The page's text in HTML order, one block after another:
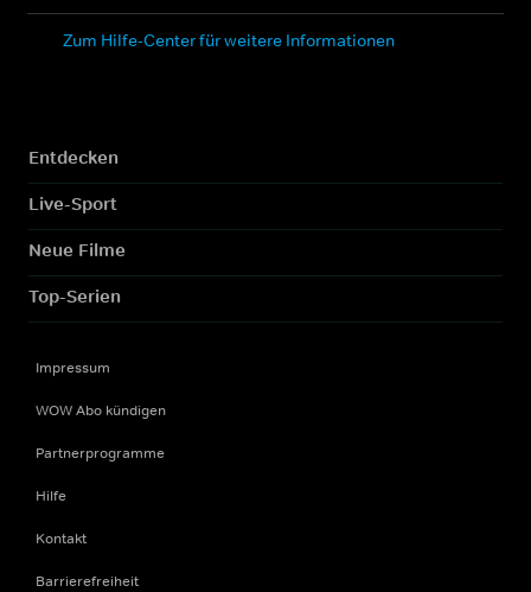
Zum Hilfe-Center für weitere Informationen
Entdecken
Live-Sport
Neue Filme
Top-Serien
Impressum
WOW Abo kündigen
Partnerprogramme
Hilfe
Kontakt
Barrierefreiheit